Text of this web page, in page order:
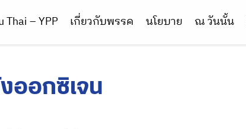
Thai – YPP เกี่ยวกับพรรค นโยบาย ณ วันนั้น
ออกซิเจน